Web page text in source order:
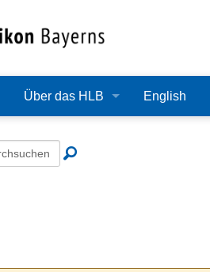
Über das HLB
Redaktion
English